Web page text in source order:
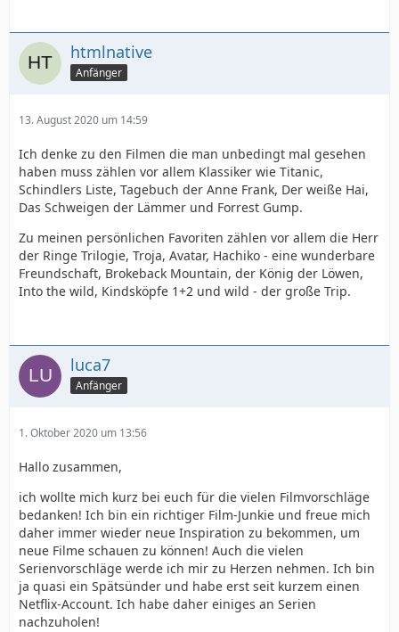
htmlnative
Anfänger
13. August 2020 um 14:59
Ich denke zu den Filmen die man unbedingt mal gesehen
haben muss zählen vor allem Klassiker wie Titanic,
Schindlers Liste, Tagebuch der Anne Frank, Der weiße Hai,
Das Schweigen der Lämmer und Forrest Gump.
Zu meinen persönlichen Favoriten zählen vor allem die Herr
der Ringe Trilogie, Troja, Avatar, Hachiko - eine wunderbare
Freundschaft, Brokeback Mountain, der König der Löwen,
Into the wild, Kindsköpfe 1+2 und wild - der große Trip.
luca7
Anfänger
1. Oktober 2020 um 13:56
Hallo zusammen,
ich wollte mich kurz bei euch für die vielen Filmvorschläge
bedanken! Ich bin ein richtiger Film-Junkie und freue mich
daher immer wieder neue Inspiration zu bekommen, um
neue Filme schauen zu können! Auch die vielen
Serienvorschläge werde ich mir zu Herzen nehmen. Ich bin
ja quasi ein Spätsünder und habe erst seit kurzem einen
Netflix-Account. Ich habe daher einiges an Serien
nachzuholen!